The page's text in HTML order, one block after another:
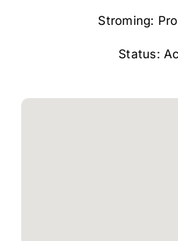
Stroming:
Status: